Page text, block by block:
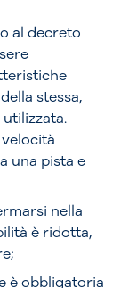
al decreto
stessa,
una pista e
nella
è ridotta,
è obbligatoria